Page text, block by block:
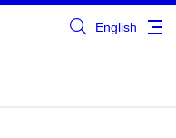
English